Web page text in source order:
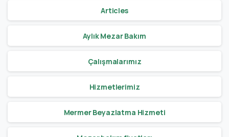
Articles
Aylık Mezar Bakım
Çalışmalarımız
Hizmetlerimiz
Mermer Beyazlatma Hizmeti